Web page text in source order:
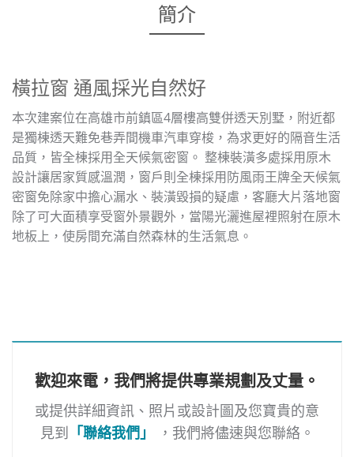
簡介
橫拉窗 通風採光自然好
本次建案位在高雄市前鎮區4層樓高雙併透天別墅，附近都
是獨棟透天難免巷弄間機車汽車穿梭，為求更好的隔音生活
品質，皆全棟採用全天候氣密窗。 整棟裝潢多處採用原木
設計讓居家質感溫潤，窗戶則全棟採用防風雨王牌全天候氣
密窗免除家中擔心漏水、裝潢毀損的疑慮，客廳大片落地窗
除了可大面積享受窗外景觀外，當陽光灑進屋裡照射在原木
地板上，使房間充滿自然森林的生活氣息。
歡迎來電，我們將提供專業規劃及丈量。
或提供詳細資訊、照片或設計圖及您寶貴的意
見到 「聯絡我們」 ，我們將儘速與您聯絡。